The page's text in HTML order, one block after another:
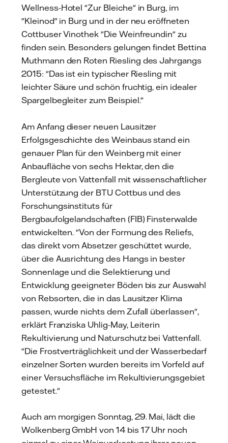
Wellness-Hotel "Zur Bleiche" in Burg, im
"Kleinod" in Burg und in der neu eröffneten
Cottbuser Vinothek "Die Weinfreundin" zu
finden sein. Besonders gelungen findet Bettina
Muthmann den Roten Riesling des Jahrgangs
2015: "Das ist ein typischer Riesling mit
leichter Säure und schön fruchtig, ein idealer
Spargelbegleiter zum Beispiel."
Am Anfang dieser neuen Lausitzer
Erfolgsgeschichte des Weinbaus stand ein
genauer Plan für den Weinberg mit einer
Anbaufläche von sechs Hektar, den die
Bergleute von Vattenfall mit wissenschaftlicher
Unterstützung der BTU Cottbus und des
Forschungsinstituts für
Bergbaufolgelandschaften (FIB) Finsterwalde
entwickelten. "Von der Formung des Reliefs,
das direkt vom Absetzer geschüttet wurde,
über die Ausrichtung des Hangs in bester
Sonnenlage und die Selektierung und
Entwicklung geeigneter Böden bis zur Auswahl
von Rebsorten, die in das Lausitzer Klima
passen, wurde nichts dem Zufall überlassen",
erklärt Franziska Uhlig-May, Leiterin
Rekultivierung und Naturschutz bei Vattenfall.
"Die Frostverträglichkeit und der Wasserbedarf
einzelner Sorten wurden bereits im Vorfeld auf
einer Versuchsfläche im Rekultivierungsgebiet
getestet."
Auch am morgigen Sonntag, 29. Mai, lädt die
Wolkenberg GmbH von 14 bis 17 Uhr noch